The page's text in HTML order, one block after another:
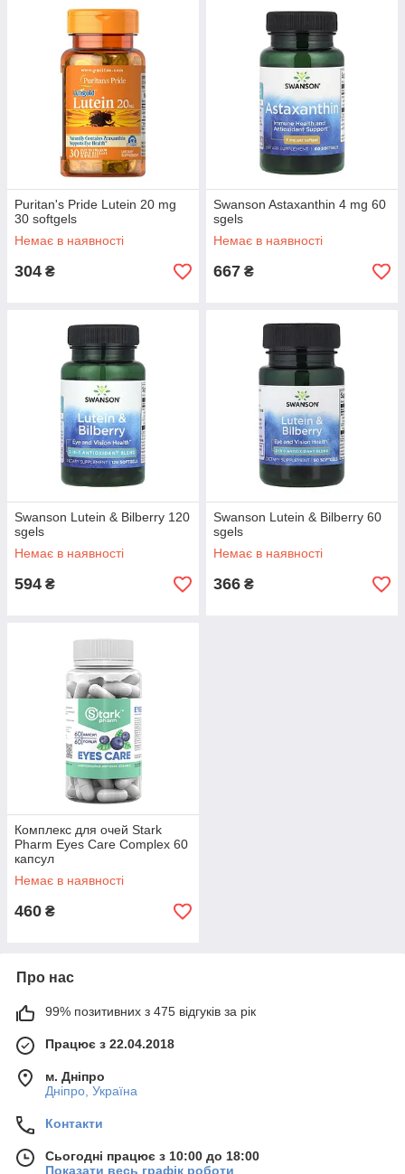
Puritan's Pride Lutein 20 mg
30 softgels
Немає в наявності
304 ₴
Swanson Astaxanthin 4 mg 60
sgels
Немає в наявності
667 ₴
Swanson Lutein & Bilberry 120
sgels
Немає в наявності
594 ₴
Swanson Lutein & Bilberry 60
sgels
Немає в наявності
366 ₴
Комплекс для очей Stark
Pharm Eyes Care Complex 60
капсул
Немає в наявності
460 ₴
Про нас
99% позитивних з 475 відгуків за рік
Працює з 22.04.2018
м. Дніпро
Дніпро, Україна
Контакти
Сьогодні працює з 10:00 до 18:00
Показати весь графік роботи